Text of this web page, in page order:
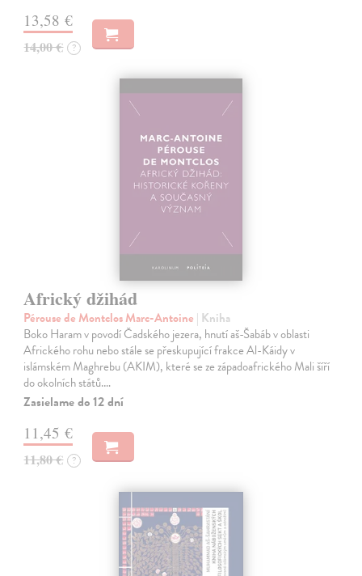
13,58 €
14,00 € ?
Africký džihád
Pérouse de Montclos Marc-Antoine | Kniha
Boko Haram v povodí Čadského jezera, hnutí aš-Šabáb v oblasti
Afrického rohu nebo stále se přeskupující frakce Al-Káidy v
islámském Maghrebu (AKIM), které se ze západoafrického Mali šíří
do okolních států.…
Zasielame do 12 dní
11,45 €
11,80 € ?